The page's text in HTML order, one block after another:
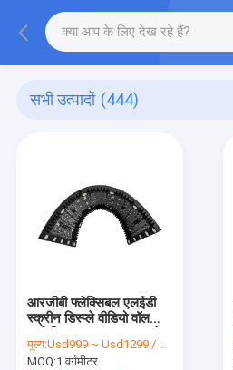
सभी उत्पादों (444)
आरजीबी फ्लेक्सिबल एलईडी
स्क्रीन डिस्प्ले वीडियो वॉल
600nits
मूल्य:Usd999 ~ Usd1299 / Sqm ( price is negotiable )
MOQ:1 वर्गमीटर